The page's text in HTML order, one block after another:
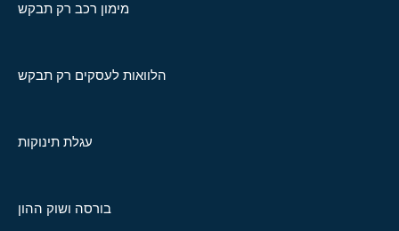
מימון רכב רק תבקש
הלוואות לעסקים רק תבקש
עגלת תינוקות
בורסה ושוק ההון